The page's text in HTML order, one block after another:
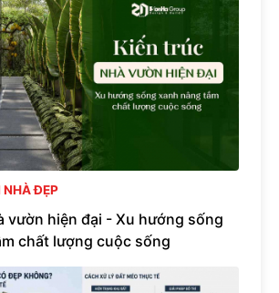
NHÀ ĐẸP
vườn hiện đại - Xu hướng sống
chất lượng cuộc sống